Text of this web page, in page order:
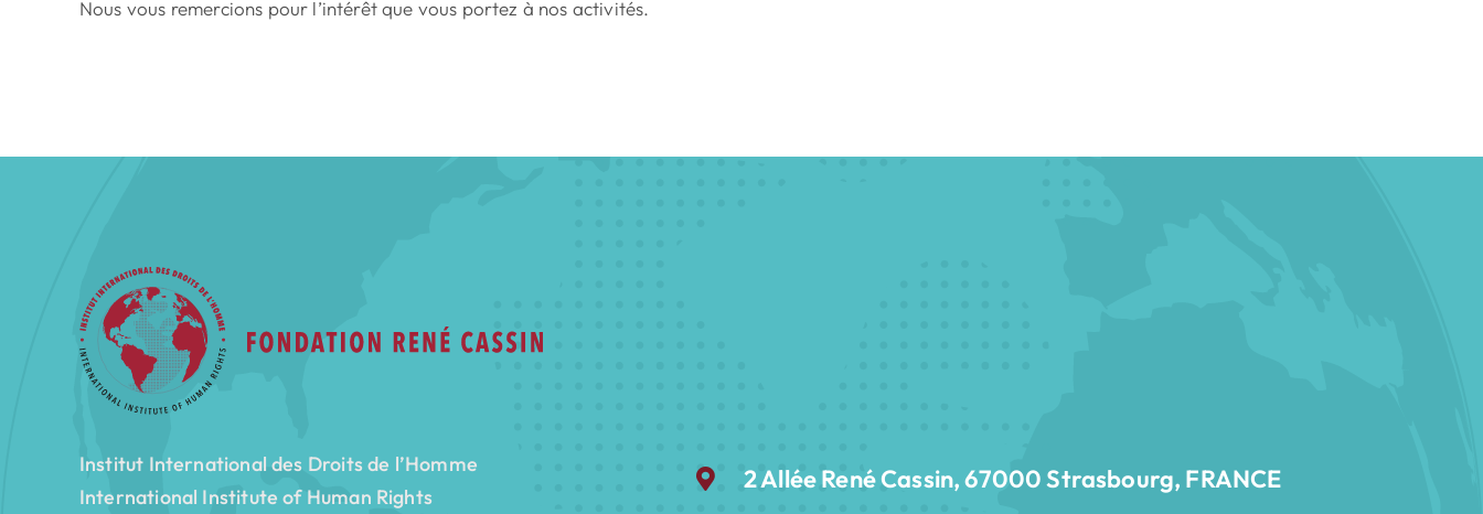
Nous vous remercions pour l’intérêt que vous portez à nos activités.
Institut International des Droits de l’Homme
International Institute of Human Rights
2 Allée René Cassin, 67000 Strasbourg, FRANCE